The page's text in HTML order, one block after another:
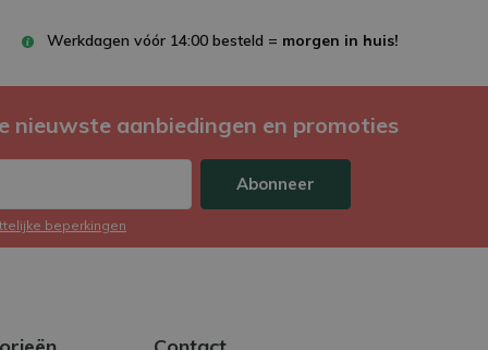
Werkdagen vóór 14:00 besteld = morgen in huis!
nieuwste aanbiedingen en promoties
Abonneer
beperkingen